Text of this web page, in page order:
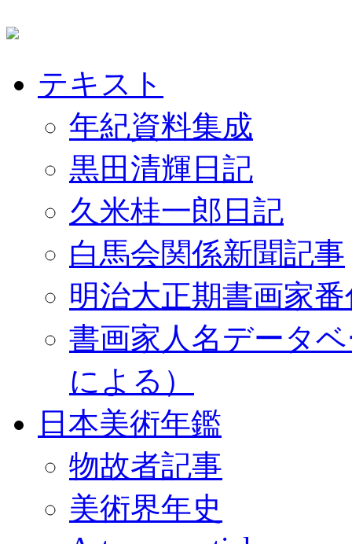
テキスト
年紀資料集成
黒田清輝日記
久米桂一郎日記
白馬会関係新聞記事
明治大正期書画家
書画家人名データ
による）
日本美術年鑑
物故者記事
美術界年史